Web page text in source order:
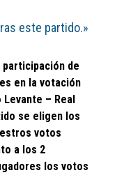
este partido.»
participación de
en la votación
– Real
se eligen los
votos
a los 2
los votos